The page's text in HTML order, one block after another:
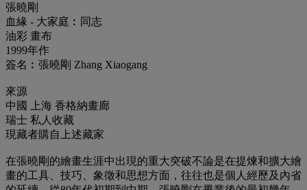
張曉剛
血緣 - 大家庭︰同志
油彩 畫布
1999年作
簽名︰張曉剛 Zhang Xiaogang
來源
中國 上海 香格納畫廊
瑞士 私人收藏
現藏者購自上述藏家
在張曉剛的繪畫生涯中出現的重大突破不論是在提煉和擴大繪
畫的工具、技巧、象徵和思想方面，往往也是個人經歷及內省